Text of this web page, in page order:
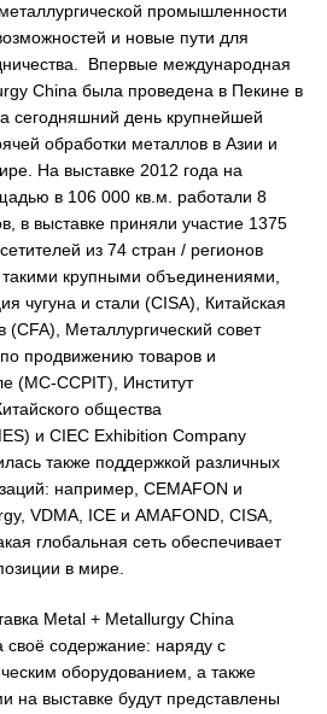
промышленности
и новые пути для
Впервые международная
China была проведена в Пекине в
сегодняшний день крупнейшей
обработки металлов в Азии и
На выставке 2012 года на
в 106 000 кв.м. работали 8
в выставке приняли участие 1375
из 74 стран / регионов
крупными объединениями,
чугуна и стали (CISA), Китайская
Металлургический совет
по продвижению товаров и
(MC-CCPIT), Институт
общества
и CIEC Exhibition Company
также поддержкой различных
например, CEMAFON и
VDMA, ICE и AMAFOND, CISA,
глобальная сеть обеспечивает
в мире.
Metal + Metallurgy China
своё содержание: наряду с
оборудованием, а также
выставке будут представлены